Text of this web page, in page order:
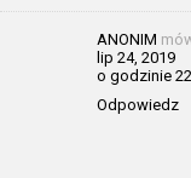
ANONIM
lip 24, 2019
o godzinie
Odpowiedz